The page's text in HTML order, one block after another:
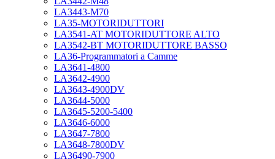
LA3443-M70
LA35-MOTORIDUTTORI
LA3541-AT MOTORIDUTTORE ALTO
LA3542-BT MOTORIDUTTORE BASSO
LA36-Programmatori a Camme
LA3641-4800
LA3642-4900
LA3643-4900DV
LA3644-5000
LA3645-5200-5400
LA3646-6000
LA3647-7800
LA3648-7800DV
LA36490-7900